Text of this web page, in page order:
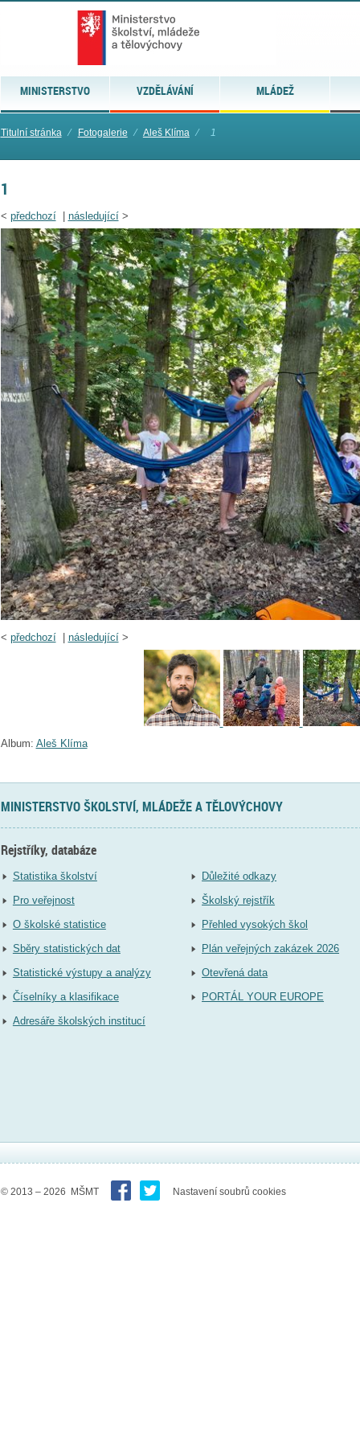
MINISTERSTVO VZDĚLÁVÁNÍ MLÁDEŽ
Titulní stránka ⁄ Fotogalerie ⁄ Aleš Klíma ⁄ 1
1
< předchozí| následující>
< předchozí| následující>
Album: Aleš Klíma
MINISTERSTVO ŠKOLSTVÍ, MLÁDEŽE A TĚLOVÝCHOVY
Rejstříky, databáze
Statistika školství
Pro veřejnost
O školské statistice
Sběry statistických dat
Statistické výstupy a analýzy
Číselníky a klasifikace
Adresáře školských institucí
Důležité odkazy
Školský rejstřík
Přehled vysokých škol
Plán veřejných zakázek 2026
Otevřená data
PORTÁL YOUR EUROPE
© 2013 – 2026 MŠMT Nastavení soubrů cookies